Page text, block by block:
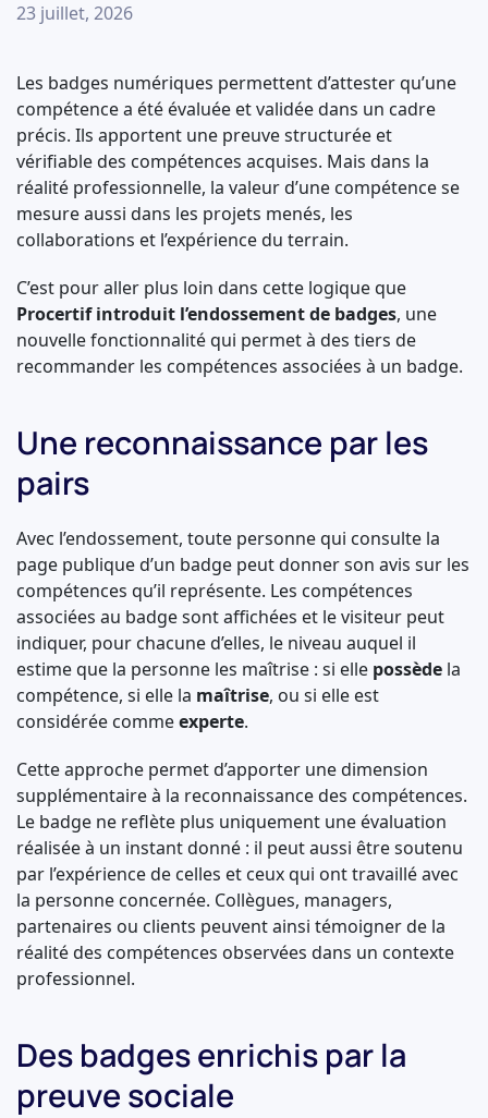
23 juillet, 2026
Les badges numériques permettent d’attester qu’une
compétence a été évaluée et validée dans un cadre
précis. Ils apportent une preuve structurée et
vérifiable des compétences acquises. Mais dans la
réalité professionnelle, la valeur d’une compétence se
mesure aussi dans les projets menés, les
collaborations et l’expérience du terrain.
C’est pour aller plus loin dans cette logique que
Procertif introduit l’endossement de badges, une
nouvelle fonctionnalité qui permet à des tiers de
recommander les compétences associées à un badge.
Une reconnaissance par les
pairs
Avec l’endossement, toute personne qui consulte la
page publique d’un badge peut donner son avis sur les
compétences qu’il représente. Les compétences
associées au badge sont affichées et le visiteur peut
indiquer, pour chacune d’elles, le niveau auquel il
estime que la personne les maîtrise : si elle possède la
compétence, si elle la maîtrise, ou si elle est
considérée commeexperte.
Cette approche permet d’apporter une dimension
supplémentaire à la reconnaissance des compétences.
Le badge ne reflète plus uniquement une évaluation
réalisée à un instant donné : il peut aussi être soutenu
par l’expérience de celles et ceux qui ont travaillé avec
la personne concernée. Collègues, managers,
partenaires ou clients peuvent ainsi témoigner de la
réalité des compétences observées dans un contexte
professionnel.
Des badges enrichis par la
preuve sociale